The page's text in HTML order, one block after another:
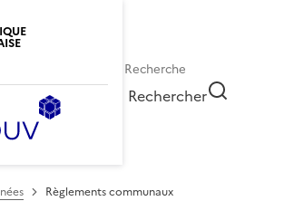
Rechercher
Règlements communaux